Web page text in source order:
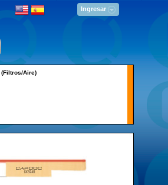
Ingresar
(Filtros/Aire)